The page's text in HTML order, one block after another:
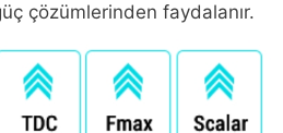
çözümlerinden faydalanır.